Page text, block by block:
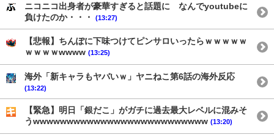
ニコニコ出身者が豪華すぎると話題に なんでyoutubeに
負けたのか・・・
(13:27)
【悲報】ちんぽに下味つけてピンサロいったらｗｗｗｗｗ
ｗｗｗｗwwww (13:25)
海外「新キャラもヤバいｗ」ヤニねこ第6話の海外反応
(13:22)
【緊急】明日「銀だこ」がガチに過去最大レベルに混みそ
うwwwwwwwwwwwwwwwwwwwwwwwwww (13:20)